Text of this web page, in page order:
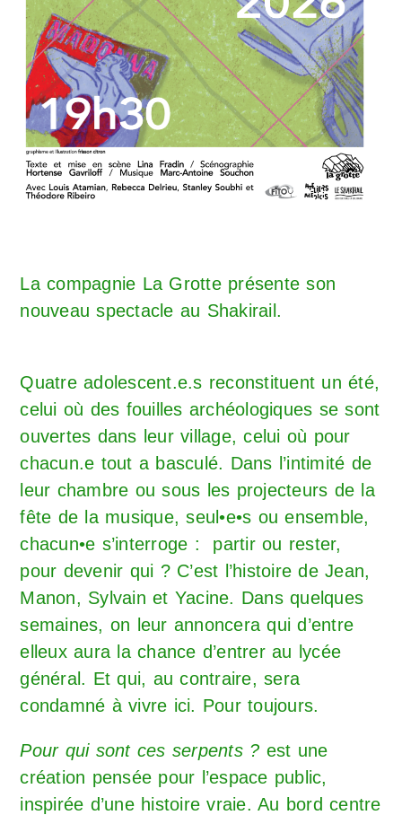
La compagnie La Grotteprésente son
nouveau spectacle au Shakirail.
Quatre adolescent.e.s reconstituent un été,
celui où des fouilles archéologiques se sont
ouvertes dans leur village, celui où pour
chacun.e tout a basculé. Dans l’intimité de
leur chambre ou sous les projecteurs de la
fête de la musique, seul•e•s ou ensemble,
chacun•e s’interroge : partir ou rester,
pour devenir qui ? C’est l’histoire de Jean,
Manon, Sylvain et Yacine. Dans quelques
semaines, on leur annoncera qui d’entre
elleux aura la chance d’entrer au lycée
général. Et qui, au contraire, sera
condamné à vivre ici. Pour toujours.
Pour qui sont ces serpents ? est une
création pensée pour l’espace public,
inspirée d’une histoire vraie. Au bord centre